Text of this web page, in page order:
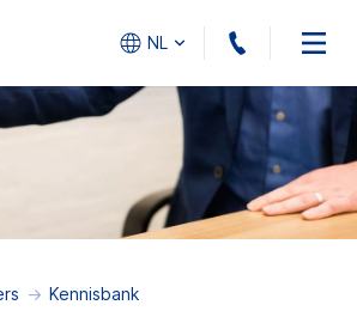
NL 010 -
Kennisbank